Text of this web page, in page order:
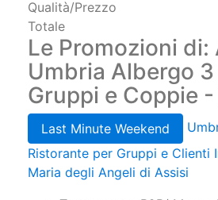
Qualità/Prezzo
Totale
Le Promozioni di:
Umbria Albergo
Gruppi e Coppie
Last Minute Weekend
Ristorante per Gruppi e Clienti
Maria degli Angeli di Assisi